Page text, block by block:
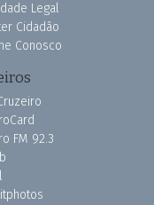
Legal
Cidadão
Conosco
FM 92.3